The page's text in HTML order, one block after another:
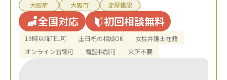
大阪府 大阪市 淀屋橋駅
全国対応 初回相談無料
19時以降TEL可 土日祝の相談OK
女性弁護士在籍
オンライン面談可
電話相談可 来所不要